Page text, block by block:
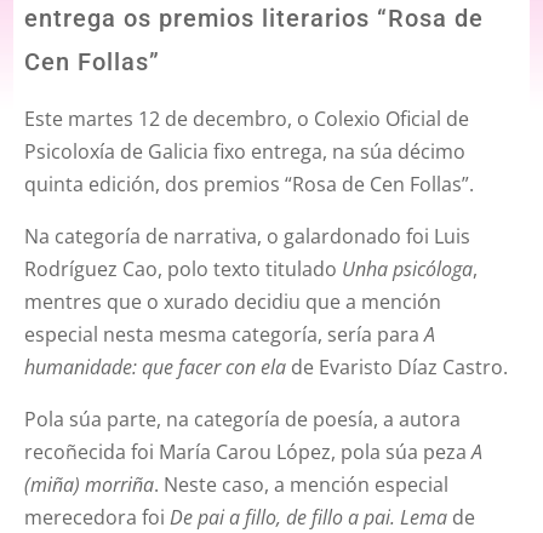
entrega os premios literarios “Rosa de
Cen Follas”
Este martes 12 de decembro, o Colexio Oficial de
Psicoloxía de Galicia fixo entrega, na súa décimo
quinta edición, dos premios “Rosa de Cen Follas”.
Na categoría de narrativa, o galardonado foi Luis
Rodríguez Cao, polo texto titulado Unha psicóloga,
mentres que o xurado decidiu que a mención
especial nesta mesma categoría, sería paraA
humanidade: que facer con ela de Evaristo Díaz Castro.
Pola súa parte, na categoría de poesía, a autora
recoñecida foi María Carou López, pola súa pezaA
(miña) morriña. Neste caso, a mención especial
merecedora foiDe pai a fillo, de fillo a pai. Lema de